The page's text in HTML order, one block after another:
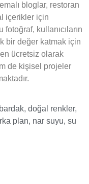
bloglar, restoran
içerikler için
kullanıcıların
bir değer katmak için
ücretsiz olarak
de kişisel projeler
, doğal renkler,
plan, nar suyu, su